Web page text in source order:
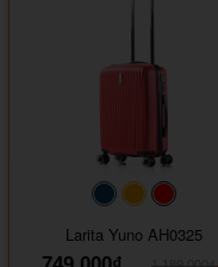
#093f69#ffa500
Larita Yuno AH0325